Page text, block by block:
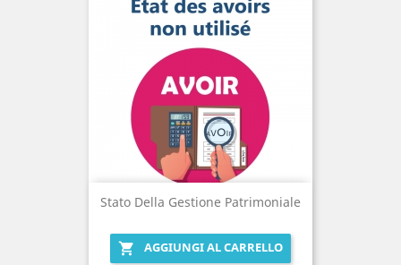
Stato Della Gestione Patrimoniale
 AGGIUNGI AL CARRELLO